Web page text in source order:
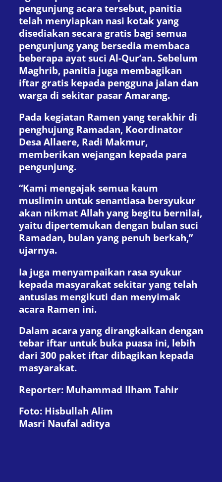
pengunjung acara tersebut, panitia
telah menyiapkan nasi kotak yang
disediakan secara gratis bagi semua
pengunjung yang bersedia membaca
beberapa ayat suci Al-Qur’an. Sebelum
Maghrib, panitia juga membagikan
iftar gratis kepada pengguna jalan dan
warga di sekitar pasar Amarang.
Pada kegiatan Ramen yang terakhir di
penghujung Ramadan, Koordinator
Desa Allaere, Radi Makmur,
memberikan wejangan kepada para
pengunjung.
“Kami mengajak semua kaum
muslimin untuk senantiasa bersyukur
akan nikmat Allah yang begitu bernilai,
yaitu dipertemukan dengan bulan suci
Ramadan, bulan yang penuh berkah,”
ujarnya.
Ia juga menyampaikan rasa syukur
kepada masyarakat sekitar yang telah
antusias mengikuti dan menyimak
acara Ramen ini.
Dalam acara yang dirangkaikan dengan
tebar iftar untuk buka puasa ini, lebih
dari 300 paket iftar dibagikan kepada
masyarakat.
Reporter: Muhammad Ilham Tahir
Foto: Hisbullah Alim
Masri Naufal aditya